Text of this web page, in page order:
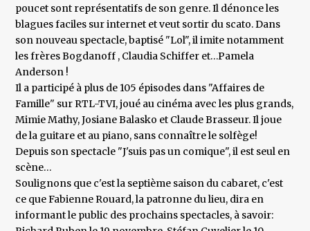
poucet sont représentatifs de son genre. Il dénonce les
blagues faciles sur internet et veut sortir du scato. Dans
son nouveau spectacle, baptisé "Lol", il imite notamment
les frères Bogdanoff , Claudia Schiffer et…Pamela
Anderson !
Il a participé à plus de 105 épisodes dans "Affaires de
Famille" sur RTL-TVI, joué au cinéma avec les plus grands,
Mimie Mathy, Josiane Balasko et Claude Brasseur. Il joue
de la guitare et au piano, sans connaître le solfège!
Depuis son spectacle "J'suis pas un comique", il est seul en
scène…
Soulignons que c'est la septième saison du cabaret, c'est
ce que Fabienne Rouard, la patronne du lieu, dira en
informant le public des prochains spectacles, à savoir: